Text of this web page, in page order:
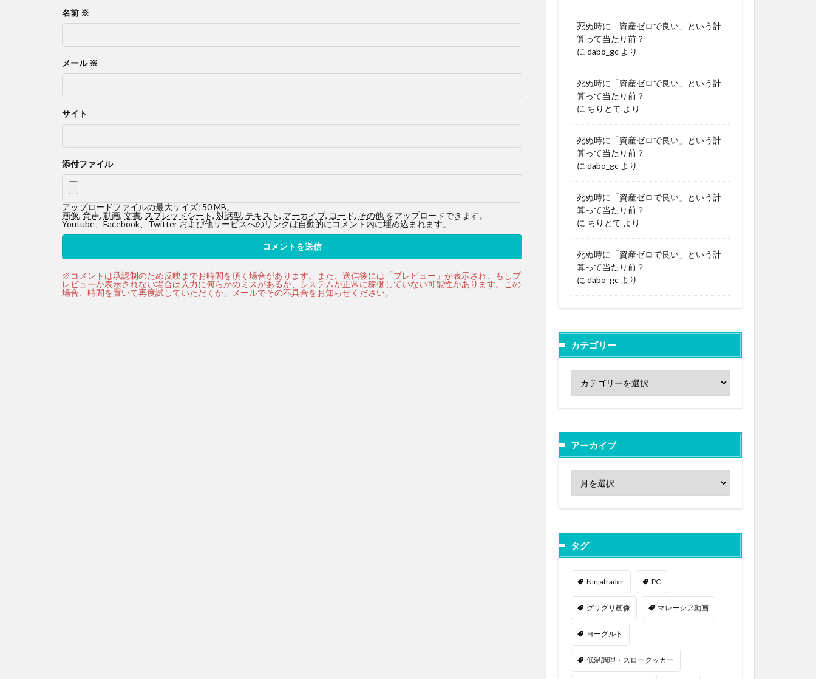
名前 ※
メール ※
サイト
添付ファイル
アップロードファイルの最大サイズ: 50 MB。
画像, 音声, 動画, 文書, スプレッドシート, 対話型, テキスト, アーカイブ, コード, その他 をアップロードできます。
Youtube、Facebook、Twitter および他サービスへのリンクは自動的にコメント内に埋め込まれます。
死ぬ時に「資産ゼロで良い」という計
算って当たり前？
に dabo_gc より
死ぬ時に「資産ゼロで良い」という計
算って当たり前？
に ちりとて より
死ぬ時に「資産ゼロで良い」という計
算って当たり前？
に dabo_gc より
死ぬ時に「資産ゼロで良い」という計
算って当たり前？
に ちりとて より
死ぬ時に「資産ゼロで良い」という計
算って当たり前？
に dabo_gc より
カテゴリー
アーカイブ
タグ
Ninjatrader PC
グリグリ画像 マレーシア動画
ヨーグルト
低温調理・スロークッカー